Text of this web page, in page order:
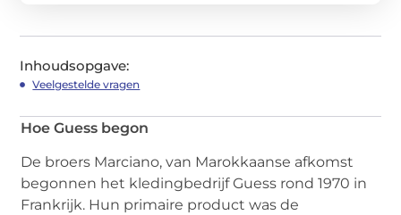
Inhoudsopgave:
Veelgestelde vragen
Hoe Guess begon
De broers Marciano, van Marokkaanse afkomst
begonnen het kledingbedrijf Guess rond 1970 in
Frankrijk. Hun primaire product was de